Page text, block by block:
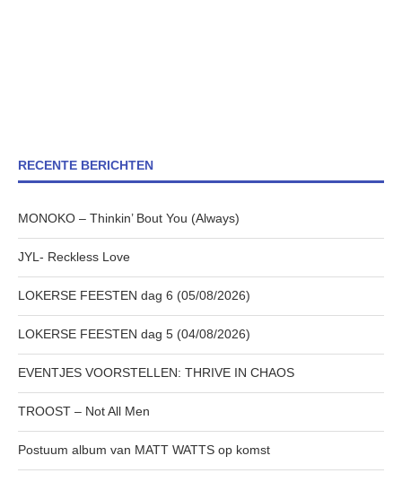
RECENTE BERICHTEN
MONOKO – Thinkin’ Bout You (Always)
JYL- Reckless Love
LOKERSE FEESTEN dag 6 (05/08/2026)
LOKERSE FEESTEN dag 5 (04/08/2026)
EVENTJES VOORSTELLEN: THRIVE IN CHAOS
TROOST – Not All Men
Postuum album van MATT WATTS op komst